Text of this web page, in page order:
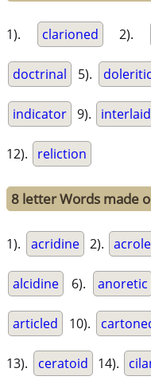
1). clarioned 2).
doctrinal 5). doleritic
indicator 9). interlaid
12). reliction
8 letter Words made
1). acridine 2).
alcidine 6). anoretic
articled 10).
13). ceratoid 14).